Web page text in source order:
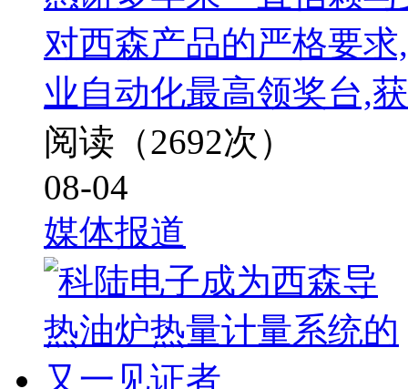
对西森产品的严格要
业自动化最高领奖台,
阅读（2692次）
08-04
媒体报道